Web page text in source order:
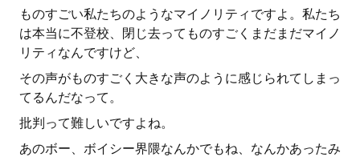
ものすごい私たちのようなマイノリティですよ。私たち
は本当に不登校、閉じ去ってものすごくまだまだマイノ
リティなんですけど、
その声がものすごく大きな声のように感じられてしまっ
てるんだなって。
批判って難しいですよね。
あのボー、ボイシー界隈なんかでもね、なんかあったみ